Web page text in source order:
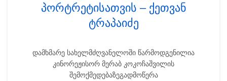
პორტრეტისათვის – ქეთვან
ტრაპაიძე
დამხმარე სახელმძღვანელოში წარმოდგენილია
კინორეჟისორ მერაბ კოკოჩაშვილის
შემოქმედებაზეგადმოწერა